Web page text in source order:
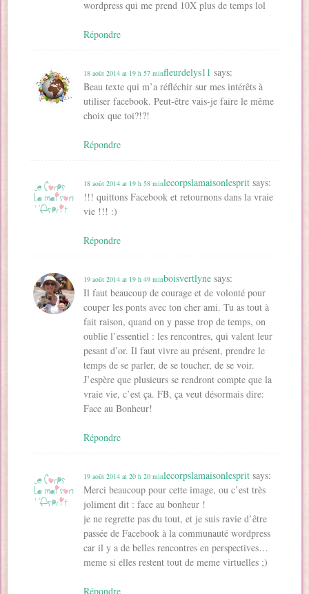
wordpress qui me prend 10X plus de temps lol
Répondre
fleurdelys11 says:
18 août 2014 at 19 h 57 min
Beau texte qui m’a réfléchir sur mes intérêts à
utiliser facebook. Peut-être vais-je faire le même
choix que toi?!?!
Répondre
lecorpslamaisonlesprit says:
18 août 2014 at 19 h 58 min
!!! quittons Facebook et retournons dans la vraie
vie !!! :)
Répondre
boisvertlyne says:
19 août 2014 at 19 h 49 min
Il faut beaucoup de courage et de volonté pour
couper les ponts avec ton cher ami. Tu as tout à
fait raison, quand on y passe trop de temps, on
oublie l’essentiel : les rencontres, qui valent leur
pesant d’or. Il faut vivre au présent, prendre le
temps de se parler, de se toucher, de se voir.
J’espère que plusieurs se rendront compte que la
vraie vie, c’est ça. FB, ça veut désormais dire:
Face au Bonheur!
Répondre
lecorpslamaisonlesprit says:
19 août 2014 at 20 h 20 min
Merci beaucoup pour cette image, ou c’est très
joliment dit : face au bonheur !
je ne regrette pas du tout, et je suis ravie d’être
passée de Facebook à la communauté wordpress
car il y a de belles rencontres en perspectives…
meme si elles restent tout de meme virtuelles ;)
Répondre